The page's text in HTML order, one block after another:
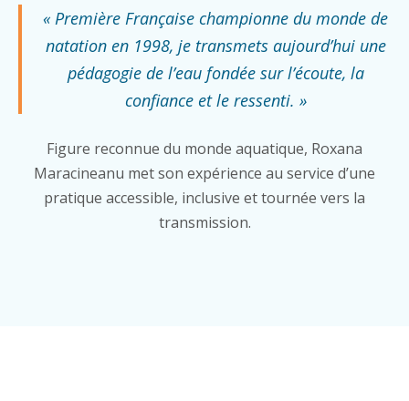
« Première Française championne du monde de
natation en 1998, je transmets aujourd’hui une
pédagogie de l’eau fondée sur l’écoute, la
confiance et le ressenti. »
Figure reconnue du monde aquatique, Roxana
Maracineanu met son expérience au service d’une
pratique accessible, inclusive et tournée vers la
transmission.